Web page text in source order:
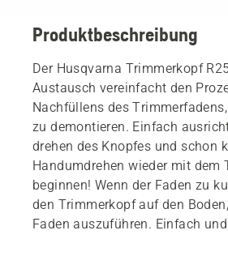
Produktbeschreibung
Der Husqvarna Trimmerkopf
Austausch vereinfacht den
Nachfüllens des
zu demontieren. Einfach ausrichten, befüllen und
drehen des Knopfes und schon
Handumdrehen wieder mit dem
beginnen! Wenn der Faden zu
den Trimmerkopf auf den
Faden auszuführen. Einfach